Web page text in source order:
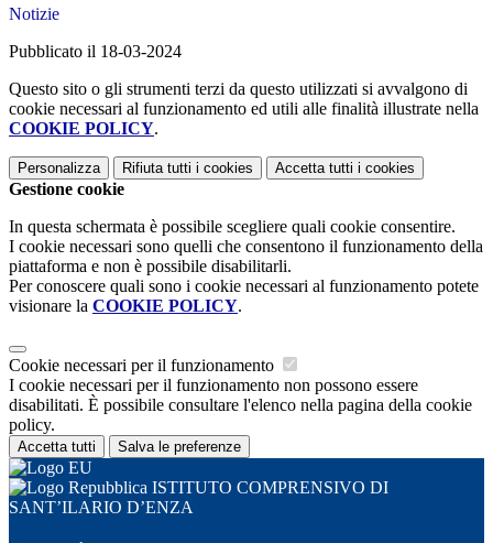
Notizie
Pubblicato il 18-03-2024
Questo sito o gli strumenti terzi da questo utilizzati si avvalgono di
cookie necessari al funzionamento ed utili alle finalità illustrate nella
COOKIE POLICY.
Personalizza Rifiuta tutti i cookies Accetta tutti i cookies
Gestione cookie
In questa schermata è possibile scegliere quali cookie consentire.
I cookie necessari sono quelli che consentono il funzionamento della
piattaforma e non è possibile disabilitarli.
Per conoscere quali sono i cookie necessari al funzionamento potete
visionare la COOKIE POLICY.
Cookie necessari per il funzionamento
I cookie necessari per il funzionamento non possono essere
disabilitati. È possibile consultare l'elenco nella pagina della cookie
policy.
Accetta tutti Salva le preferenze
ISTITUTO COMPRENSIVO DI
SANT’ILARIO D’ENZA